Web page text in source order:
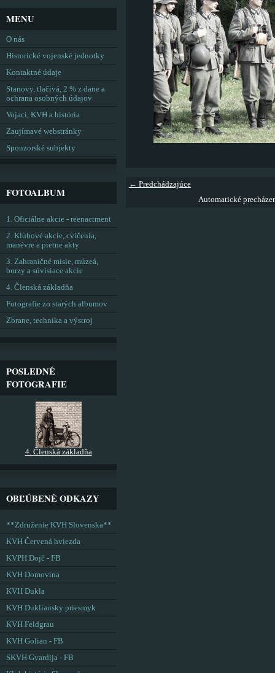
← Predchádzajúce
Automatické
MENU
O nás
Historické vojenské jednotky
Kontaktné údaje
Stanovy, tlačivá, 2 % z dane a
ochrana osobných údajov
Vojaci, KVH a história
Zaujímavé webstránky
Sponzorské subjekty
FOTOALBUM
1. Oficiálne akcie - reenactment
2. Klubové akcie, cvičenia,
manévre a pietne akty
3. Zahraničné misie, múzeá,
burzy a súvisiace akcie
4. Členská základňa
Fotografie zo starých albumov
Zbrane, technika a výstroj
POSLEDNÉ
FOTOGRAFIE
4. Členská základňa
OBĽÚBENÉ ODKAZY
**Združenie KVH Slovenska**
KVH Červená hviezda
KVPH Dojč - FB
KVH Domovina
KVH Dukla
KVH Dukliansky priesmyk
KVH Feldgrau
KVH Golian - FB
SKVH Gvardija - FB